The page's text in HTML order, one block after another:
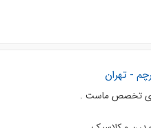
- تهران
تخصص ماست .